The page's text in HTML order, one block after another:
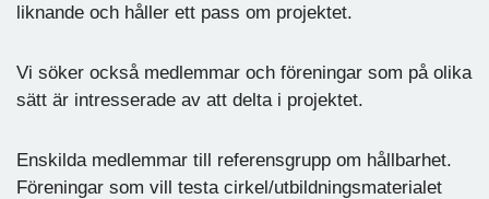
liknande och håller ett pass om projektet.
Vi söker också medlemmar och föreningar som på olika
sätt är intresserade av att delta i projektet.
Enskilda medlemmar till referensgrupp om hållbarhet.
Föreningar som vill testa cirkel/utbildningsmaterialet